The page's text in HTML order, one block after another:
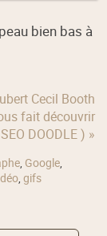
bien bas à
Cecil Booth
fait découvrir
DOODLE ) »
, Google,
,gifs